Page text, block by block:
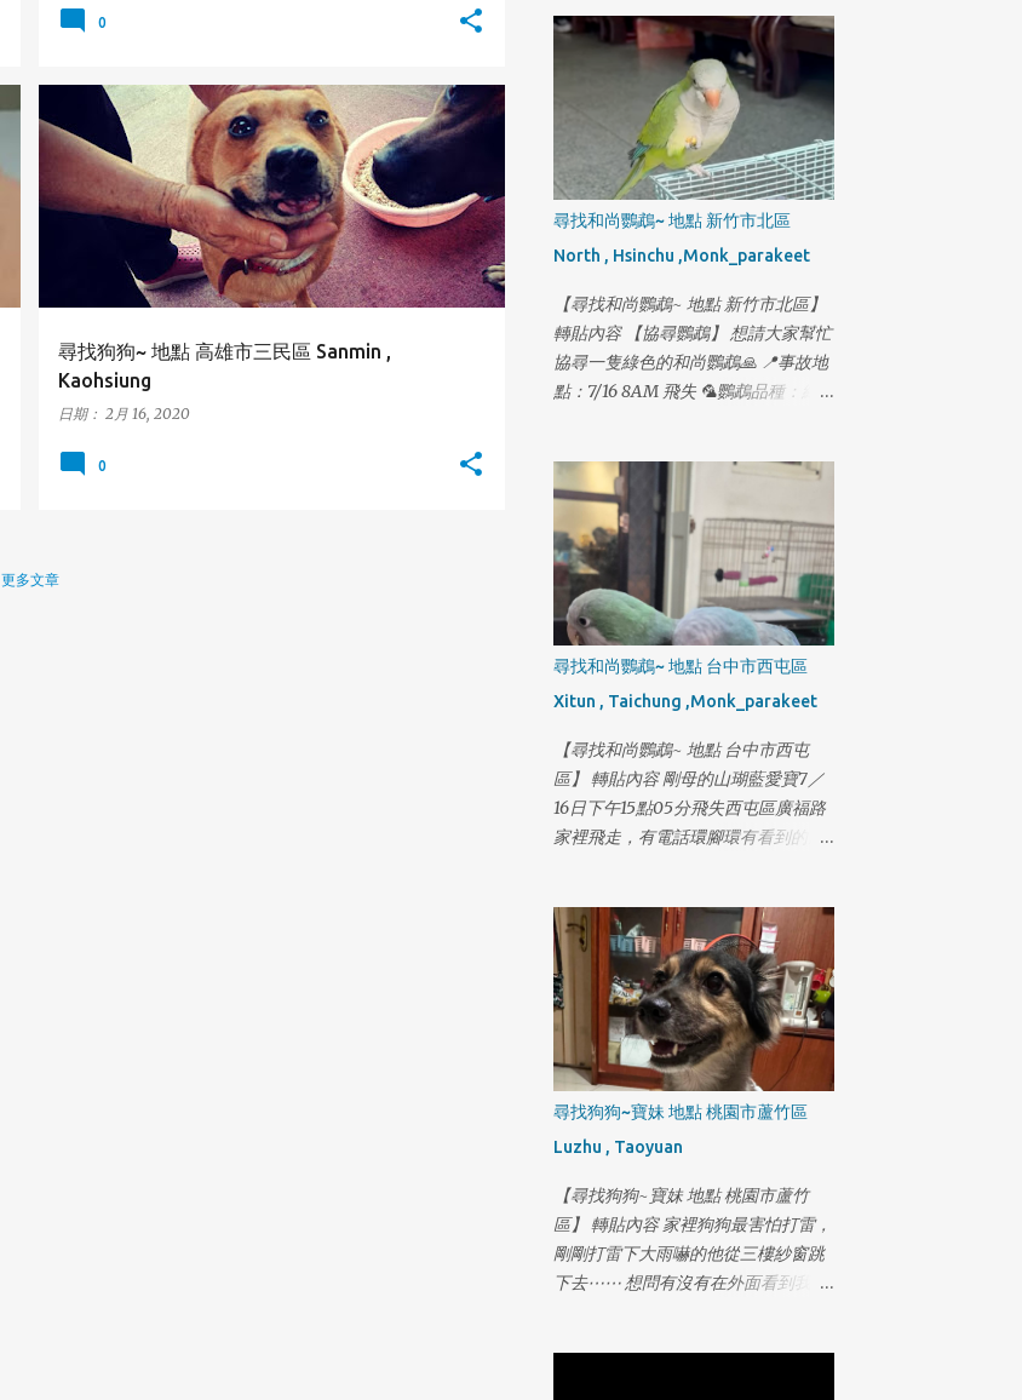
0
尋找狗狗~ 地點 高雄市三民區 Sanmin ,
Kaohsiung
日期： 2月 16, 2020
狗狗 高雄市 KAOHSIUNG SANMIN
0
更多文章
在旺旺上去的這個交流道跨越木柵路5
段到對向車道 有旺旺的身影 接著趕
回來到木柵派出所 對時間軸 繼續調閱
監視器 看是不是真的是旺旺 從高速公
路下來 慶幸真的是旺旺 只是 旺旺三
天沒吃沒喝 身上又傷口要擦藥 現在又
被車撞 外面開始冷了也下起雨 在這個
被撞後的時間上 又產生斷點 目前已經
落後 旺旺的脚程3天半了 再請各位朋
跡, 旺旺都一直走 2月14日 16:00 新店-
碧潭西岸停車場走失 2月14日 18:12 新
店-寶橋路家樂福網友提供照片 2月14
日 18:32 木柵-木新路二段62號後面監
大學生機車停車場 2月14日 19:05 木
柵-動物園捷運站 2月14日 19:09 木
柵-新光路動物園公務門 2月14日 19:13
木柵-捷運木柵機廠停車場 2月14日
19:56 木柵-風洞石頭公 2月14日 20:21
木柵-國3甲南下21公里撞擊小狗事件
2月14日 20:55 木柵-木柵路四段與木
柵交流道/信義快T型路口過馬路 #2月
16日再更新最新下落 旺旺 2月14日晚
懇請木柵的朋友們幫我協尋 一下旺旺
我必須搶這一段黃金時間 旺旺目前已
經4天沒吃沒喝了 外面又冷 旺旺 身上
還有一個傷口 必須每天擦藥好幾次 我
尋找和尚鸚鵡~ 地點 新竹市北區
North , Hsinchu ,Monk_parakeet
【尋找和尚鸚鵡~ 地點 新竹市北區】
轉貼內容 【協尋鸚鵡】 想請大家幫忙
協尋一隻綠色的和尚鸚鵡🙏 📍事故地
點：7/16 8AM 飛失 🦜鸚鵡品種：綠
4903結尾 一起生活了14年 跟家人一樣
想請有緣人如果有發現綠色和尚鸚鵡
懇請私訊我 可以的話請先幫我收留他
🙏 非常感謝大家的幫忙，謝謝大家🥹
尋找和尚鸚鵡~ 地點 台中市西屯區
Xitun , Taichung ,Monk_parakeet
【尋找和尚鸚鵡~ 地點 台中市西屯
區】 轉貼內容 剛母的山瑚藍愛寶7／
16日下午15點05分飛失西屯區廣福路
家裡飛走，有電話環腳環有看到的麻
也不回來越飛越遠騎機車找了好幾圈
都喊不回來，找到者小小紅包答謝如
同我的小孩一樣
尋找狗狗~寶妹 地點 桃園市蘆竹區
Luzhu , Taoyuan
【尋找狗狗~寶妹 地點 桃園市蘆竹
區】 轉貼內容 家裡狗狗最害怕打雷，
剛剛打雷下大雨嚇的他從三樓紗窗跳
下去⋯⋯ 想問有沒有在外面看到我們